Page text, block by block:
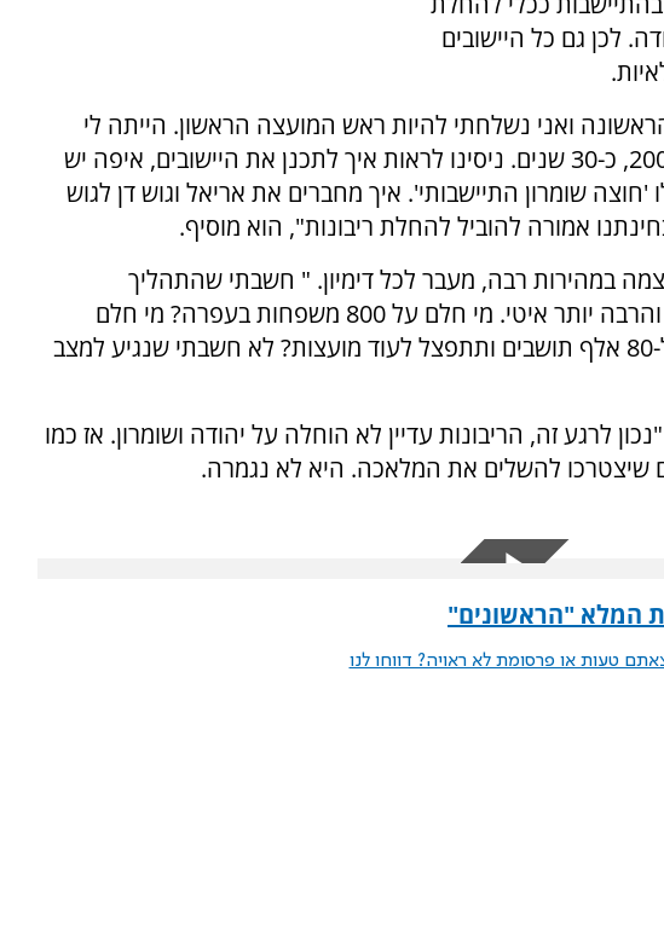
לכן גם כל היישובים
הראשונה ואני נשלחתי להיות ראש המועצה הראשון. הייתה לי
הזכות לשרת את ההתיישבות עד 2008, כ-30 שנים. ניסינו לראות איך לתכנן את היישובים, איפה יש
שומרון התיישבותי'. איך מחברים את אריאל וגוש דן לגוש
אמורה להוביל להחלת ריבונות", הוא מוסיף.
במהירות רבה, מעבר לכל דימיון. " חשבתי שהתהליך
ההתיישבותי יהיה הרבה יותר ארוך והרבה יותר איטי. מי חלם על 800 משפחות בעפרה? מי חלם
שמועצה אזורית מטה בנימין תגיע ל-80 אלף תושבים ותתפצל לעוד מועצות? לא חשבתי שנגיע למצב
לרגע זה, הריבונות עדיין לא הוחלה על יהודה ושומרון. אז כמו
שיצטרכו להשלים את המלאכה. היא לא נגמרה.
המלא "הראשונים"
טעות או פרסומת לא ראויה? דווחו לנו